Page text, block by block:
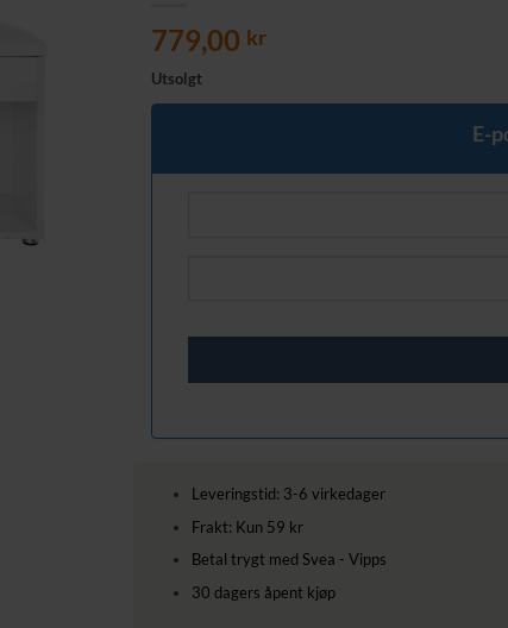
779,00 kr
Utsolgt
E-
Leveringstid: 3-6 virkedager
Frakt: Kun 59 kr
Betal trygt med Svea - Vipps
30 dagers åpent kjøp